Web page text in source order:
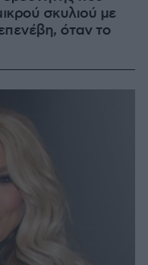
σκυλιού με
όταν το